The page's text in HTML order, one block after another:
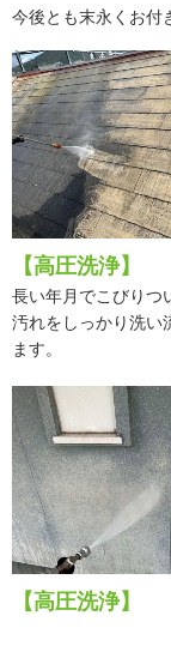
今後とも末永くお付
【高圧洗浄】
長い年月でこびりつ
汚れをしっかり洗い
ます。
【高圧洗浄】